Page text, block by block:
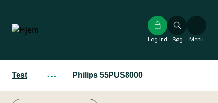
hovedindhold
Søg
Log ind Menu
Test ··· Philips 55PUS8000